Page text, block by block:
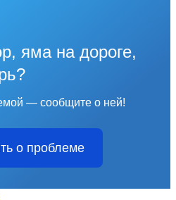
яма на дороге,
— сообщите о ней!
о проблеме